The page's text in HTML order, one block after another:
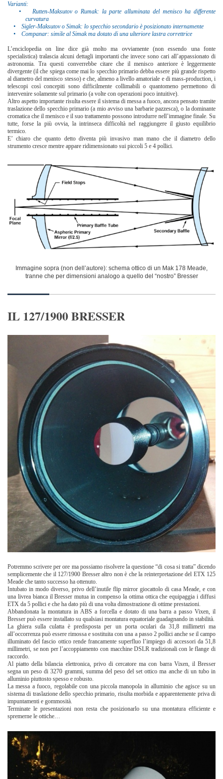
Varianti:
• Rutten-Maksutov o Rumak: la parte alluminata del menisco ha differente
curvatura
• Sigler-Maksutov o Simak: lo specchio secondario è posizionato internamente
• Companar: simile al Simak ma dotato di una ulteriore lastra correttrice
L’enciclopedia on line dice già molto ma ovviamente (non essendo una fonte
specialistica) tralascia alcuni dettagli importanti che invece sono cari all’appassionato di
astronomia. Tra questi converrebbe citare che il menisco anteriore è leggermente
divergente (il che spiega come mai lo specchio primario debba essere più grande rispetto
al diametro del menisco stesso) e che, almeno a livello amatoriale e di mass-production, i
telescopi così concepiti sono difficilmente collimabili o quantomeno permettono di
intervenire solamente sul primario (a volte con operazioni poco intuitive).
Altro aspetto importante risulta essere il sistema di messa a fuoco, ancora pensato tramite
traslazione dello specchio primario (a mio avviso una barbarie pazzesca), o la dominante
cromatica che il menisco e il suo trattamento possono introdurre nell’immagine finale. Su
tutte, forse la più ovvia, la intrinseca difficoltà nel raggiungere il giusto equilibrio
termico.
E’ chiaro che quanto detto diventa più invasivo man mano che il diametro dello
strumento cresce mentre appare ridimensionato sui piccoli 5 e 4 pollici.
Immagine sopra (non dell’autore): schema ottico di un Mak 178 Meade,
tranne che per dimensioni analogo a quello del “nostro” Bresser
IL 127/1900 BRESSER
Potremmo scrivere per ore ma possiamo risolvere la questione “di cosa si tratta” dicendo
semplicemente che il 127/1900 Bresser altro non è che la reinterpretazione del ETX 125
Meade che tanto successo ha ottenuto.
Intubato in modo diverso, privo dell’inutile flip mirror giocattolo di casa Meade, e con
una livrea bianca il Bresser mutua in compenso la ottima ottica che equipaggia i diffusi
ETX da 5 pollici e che ha dato più di una volta dimostrazione di ottime prestazioni.
Abbandonata la montatura in ABS a forcella e dotato di una barra a passo Vixen, il
Bresser può essere installato su qualsiasi montatura equatoriale guadagnando in stabilità.
La ghiera sulla culatta è predisposta per un porta oculari da 31,8 millimetri ma
all’occorrenza può essere rimossa e sostituita con una a passo 2 pollici anche se il campo
illuminato del fascio ottico rende francamente superfluo l’impiego di accessori da 51,8
millimetri, se non per l’accoppiamento con macchine DSLR tradizionali con le flange di
raccordo.
Al piatto della bilancia elettronica, privo di cercatore ma con barra Vixen, il Bresser
segna un peso di 3270 grammi, summa del peso del set ottico ma anche di un tubo in
alluminio piuttosto spesso e robusto.
La messa a fuoco, regolabile con una piccola manopola in alluminio che agisce su un
sistema di traslazione dello specchio primario, risulta morbida e apparentemente priva di
impuntamenti e gommosità.
Terminate le presentazioni non resta che posizionarlo su una montatura efficiente e
spremerne le ottiche…